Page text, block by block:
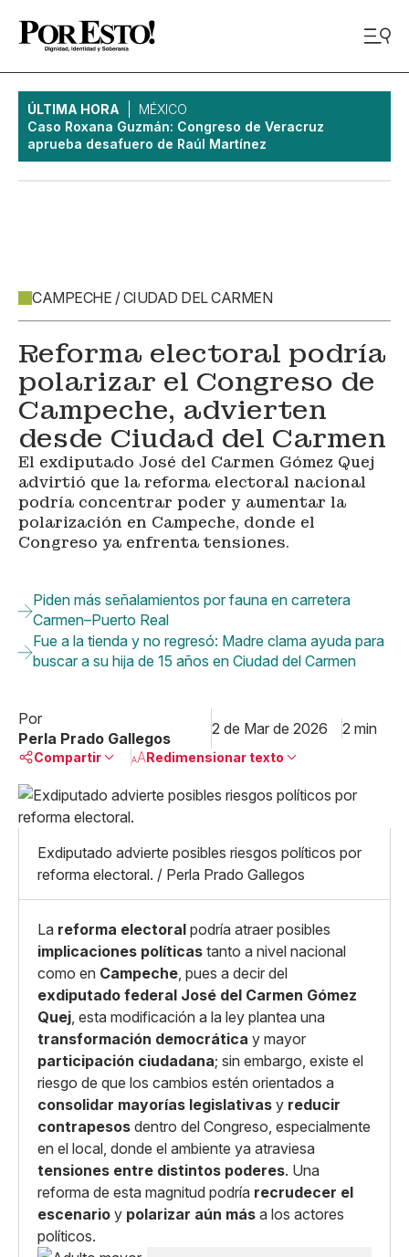
ÚLTIMA HORA
MÉXICO
Caso Roxana Guzmán: Congreso de Veracruz
aprueba desafuero de Raúl Martínez
CAMPECHE / CIUDAD DEL CARMEN
Reforma electoral podría
polarizar el Congreso de
Campeche, advierten
desde Ciudad del Carmen
El exdiputado José del Carmen Gómez Quej
advirtió que la reforma electoral nacional
podría concentrar poder y aumentar la
polarización en Campeche, donde el
Congreso ya enfrenta tensiones.
Piden más señalamientos por fauna en carretera
Carmen–Puerto Real
Fue a la tienda y no regresó: Madre clama ayuda para
buscar a su hija de 15 años en Ciudad del Carmen
Por
Perla Prado Gallegos
2 de Mar de 2026 2 min
Compartir
Linkedin
X
Whatsapp
Copiar enlace
Redimensionar texto
Grande
Exdiputado advierte posibles riesgos políticos por
reforma electoral. / Perla Prado Gallegos
La reforma electoral podría atraer posibles
implicaciones políticas tanto a nivel nacional
como en Campeche, pues a decir del
exdiputado federal José del Carmen Gómez
Quej, esta modificación a la ley plantea una
transformación democrática y mayor
participación ciudadana; sin embargo, existe el
riesgo de que los cambios estén orientados a
consolidar mayorías legislativas y reducir
contrapesos dentro del Congreso, especialmente
en el local, donde el ambiente ya atraviesa
tensiones entre distintos poderes. Una
reforma de esta magnitud podría recrudecer el
escenario y polarizar aún más a los actores
políticos.